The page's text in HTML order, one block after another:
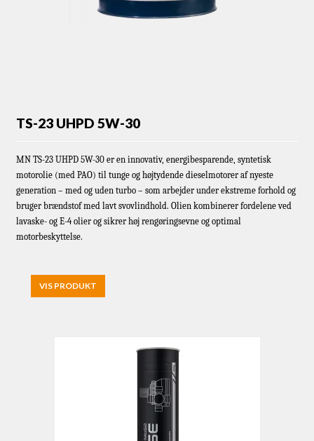
TS-23 UHPD 5W-30
MN TS-23 UHPD 5W-30 er en innovativ, energibesparende, syntetisk
motorolie (med PAO) til tunge og højtydende dieselmotorer af nyeste
generation – med og uden turbo – som arbejder under ekstreme forhold og
bruger brændstof med lavt svovlindhold. Olien kombinerer fordelene ved
lavaske- og E-4 olier og sikrer høj rengøringsevne og optimal
motorbeskyttelse.
VIS PRODUKT